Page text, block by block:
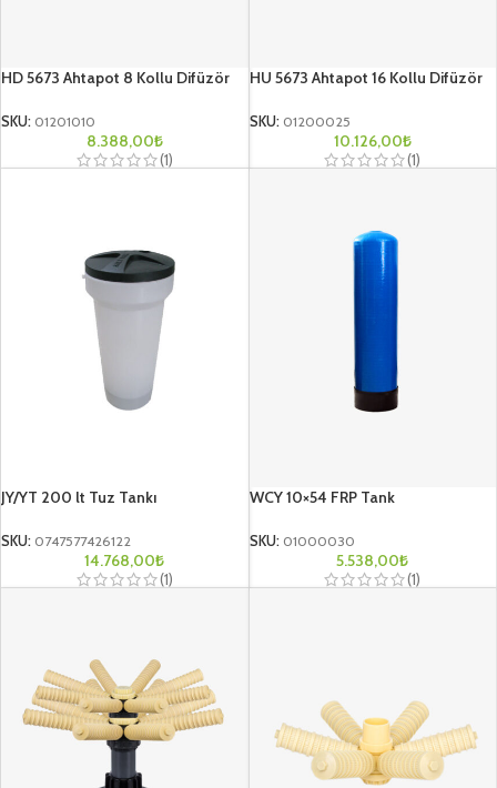
HD 5673 Ahtapot 8 Kollu Difüzör
SKU: 01201010
8.388,00₺
(1)
HU 5673 Ahtapot 16 Kollu Difüzör
SKU: 01200025
10.126,00₺
(1)
JY/YT 200 lt Tuz Tankı
SKU: 0747577426122
14.768,00₺
(1)
WCY 10×54 FRP Tank
SKU: 01000030
5.538,00₺
(1)